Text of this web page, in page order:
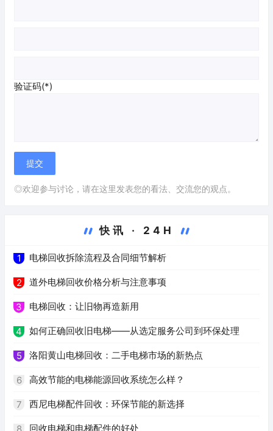
验证码(*)
◎欢迎参与讨论，请在这里发表您的看法、交流您的观点。
快讯 · 24H
1 电梯回收拆除流程及合同细节解析
2 道外电梯回收价格分析与注意事项
3 电梯回收：让旧物再造新用
4 如何正确回收旧电梯——从选定服务公司到环保处理
5 洛阳黄山电梯回收：二手电梯市场的新热点
6 高效节能的电梯能源回收系统怎么样？
7 西尼电梯配件回收：环保节能的新选择
回收电梯和电梯配件的好处